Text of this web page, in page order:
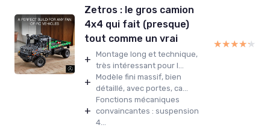
Zetros : le gros camion
4x4 qui fait (presque)
tout comme un vrai
+ Montage long et technique,
très intéressant pour l...
+ Modèle fini massif, bien
détaillé, avec portes, ca...
+
Fonctions mécaniques
convaincantes : suspension
4...
★★★★★
★★★★★